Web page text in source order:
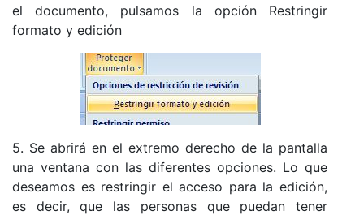
el documento, pulsamos la opción Restringir
formato y edición
5. Se abrirá en el extremo derecho de la pantalla
una ventana con las diferentes opciones. Lo que
deseamos es restringir el acceso para la edición,
es decir, que las personas que puedan tener